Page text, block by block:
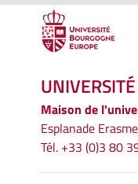
Maison de
Esplanade
Tél. +33 (0)3 80